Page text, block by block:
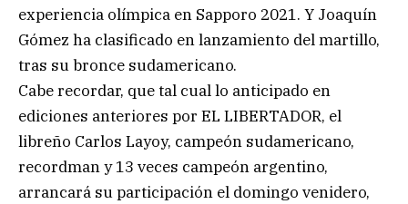
experiencia olímpica en Sapporo 2021. Y Joaquín
Gómez ha clasificado en lanzamiento del martillo,
tras su bronce sudamericano.
Cabe recordar, que tal cual lo anticipado en
ediciones anteriores por EL LIBERTADOR, el
libreño Carlos Layoy, campeón sudamericano,
recordman y 13 veces campeón argentino,
arrancará su participación el domingo venidero,